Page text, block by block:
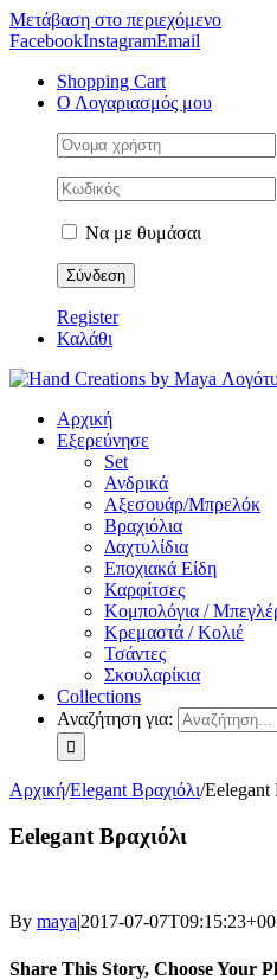
Μετάβαση στο περιεχόμενο
FacebookInstagramEmail
Shopping Cart
Ο Λογαριασμός μου
Να με θυμάσαι
Register
Καλάθι
Αρχική
Εξερεύνησε
Set
Ανδρικά
Αξεσουάρ/Μπρελόκ
Βραχιόλια
Δαχτυλίδια
Εποχιακά Είδη
Καρφίτσες
Κομπολόγια /
Κρεμαστά / Κολιέ
Τσάντες
Σκουλαρίκια
Collections
Αναζήτηση για:
Αρχική/Elegant Βραχιόλι/Eelegant
Eelegant Βραχιόλι
By maya|2017-07-
Share This Story, Choose Your